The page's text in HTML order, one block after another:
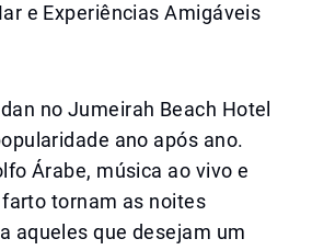
e Experiências Amigáveis
no Jumeirah Beach Hotel
ano após ano.
Árabe, música ao vivo e
tornam as noites
aqueles que desejam um